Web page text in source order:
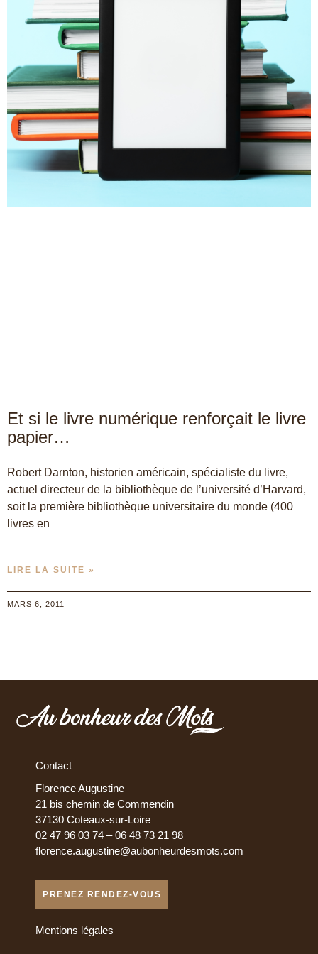
Et si le livre numérique renforçait le livre
papier…
Robert Darnton, historien américain, spécialiste du livre,
actuel directeur de la bibliothèque de l’université d’Harvard,
soit la première bibliothèque universitaire du monde (400
livres en
LIRE LA SUITE »
MARS 6, 2011
Contact
Florence Augustine
21 bis chemin de Commendin
37130 Coteaux-sur-Loire
02 47 96 03 74 – 06 48 73 21 98
florence.augustine@aubonheurdesmots.com
PRENEZ RENDEZ-VOUS
Mentions légales